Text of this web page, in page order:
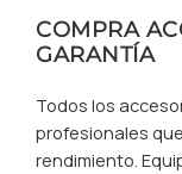
COMPRA
GARANTÍA
Todos los
profesionales
rendimiento.